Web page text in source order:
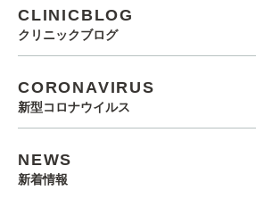
CLINICBLOG
クリニックブログ
CORONAVIRUS
新型コロナウイルス
NEWS
新着情報